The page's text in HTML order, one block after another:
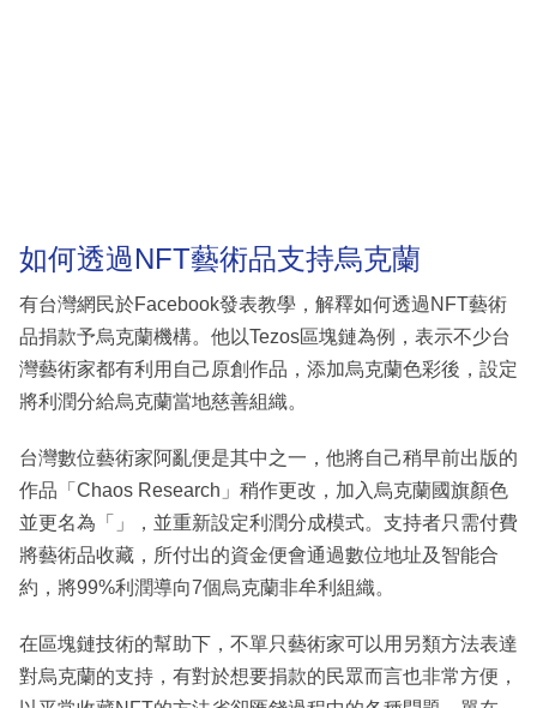
如何透過NFT藝術品支持烏克蘭
有台灣網民於Facebook發表教學，解釋如何透過NFT藝術
品捐款予烏克蘭機構。他以Tezos區塊鏈為例，表示不少台
灣藝術家都有利用自己原創作品，添加烏克蘭色彩後，設定
將利潤分給烏克蘭當地慈善組織。
台灣數位藝術家阿亂便是其中之一，他將自己稍早前出版的
作品「Chaos Research」稍作更改，加入烏克蘭國旗顏色
並更名為「」，並重新設定利潤分成模式。支持者只需付費
將藝術品收藏，所付出的資金便會通過數位地址及智能合
約，將99%利潤導向7個烏克蘭非牟利組織。
在區塊鏈技術的幫助下，不單只藝術家可以用另類方法表達
對烏克蘭的支持，有對於想要捐款的民眾而言也非常方便，